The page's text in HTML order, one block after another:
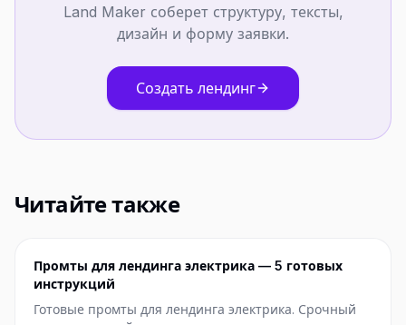
Land Maker соберет структуру, тексты,
дизайн и форму заявки.
Создать лендинг
Читайте также
Промты для лендинга электрика — 5 готовых
инструкций
Готовые промты для лендинга электрика. Срочный